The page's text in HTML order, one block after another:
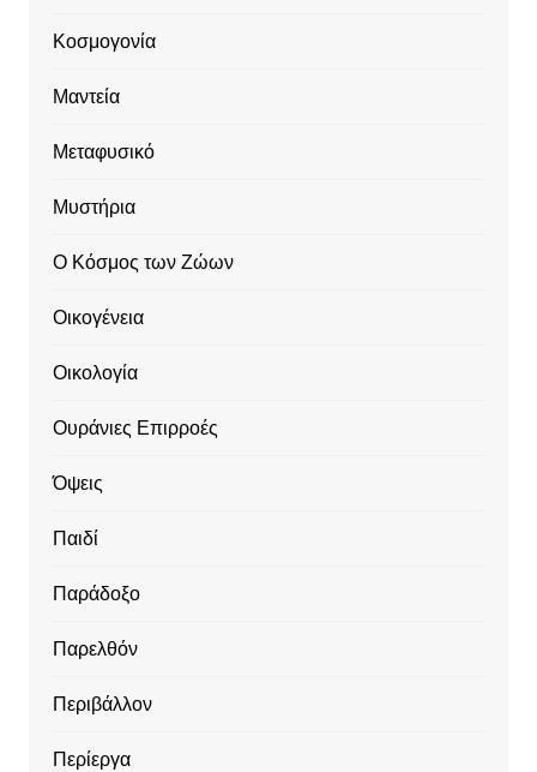
Κοσμογονία
Μαντεία
Μεταφυσικό
Μυστήρια
Ο Κόσμος των Ζώων
Οικογένεια
Οικολογία
Ουράνιες Επιρροές
Όψεις
Παιδί
Παράδοξο
Παρελθόν
Περιβάλλον
Περίεργα